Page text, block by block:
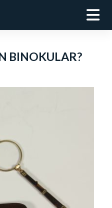
BINOKULAR?